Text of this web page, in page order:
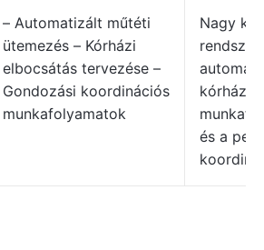
– Automatizált műtéti
ütemezés – Kórházi
elbocsátás tervezése –
Gondozási koordinációs
munkafolyamatok
Nagy
kórházi
és a